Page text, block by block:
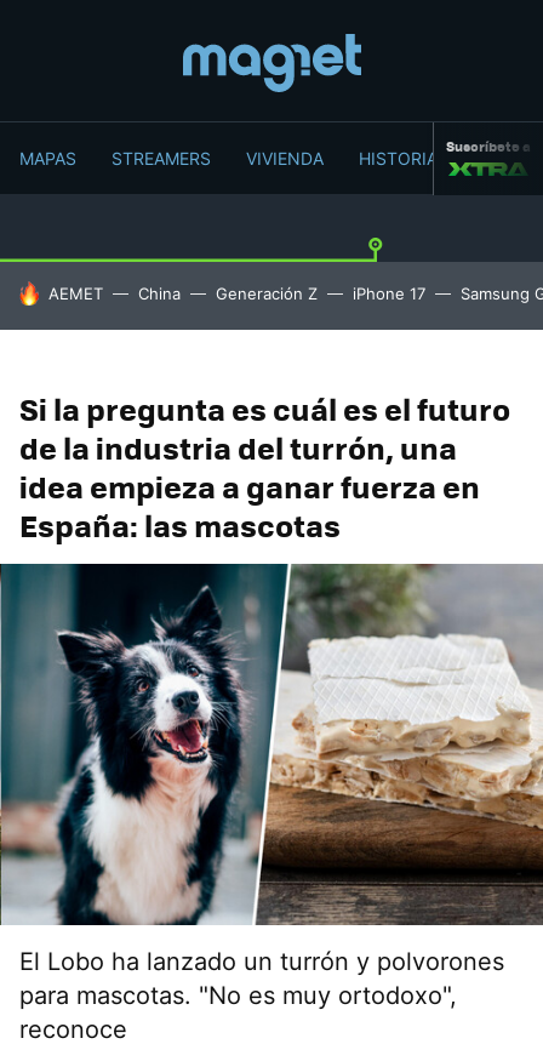
MAPAS STREAMERS VIVIENDA HISTORIA
Suscríbete a
HOY SE HABLA DE
AEMET China Generación Z iPhone 17 Samsung
Si la pregunta es cuál es el futuro
de la industria del turrón, una
idea empieza a ganar fuerza en
España: las mascotas
El Lobo ha lanzado un turrón y polvorones
para mascotas. "No es muy ortodoxo",
reconoce